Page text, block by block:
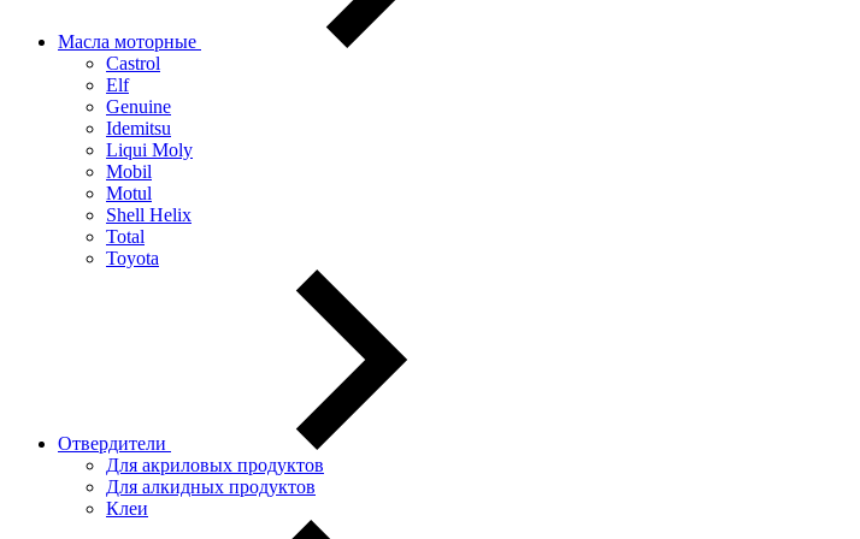
Масла моторные
Castrol
Elf
Genuine
Idemitsu
Liqui Moly
Mobil
Motul
Shell Helix
Total
Toyota
Отвердители
Для акриловых продуктов
Для алкидных продуктов
Клеи